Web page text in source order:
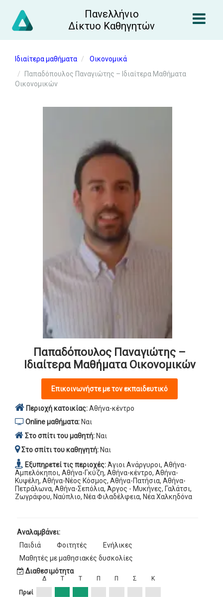
Πανελλήνιο
Δίκτυο Καθηγητών
Ιδιαίτερα μαθήματα
Οικονομικά
Παπαδόπουλος Παναγιώτης – Ιδιαίτερα Μαθήματα
Οικονομικών
Παπαδόπουλος Παναγιώτης –
Ιδιαίτερα Μαθήματα Οικονομικών
Επικοινωνήστε με τον εκπαιδευτικό
Περιοχή κατοικίας:Αθήνα-κέντρο
Online μαθήματα: Ναι
Στο σπίτι του μαθητή: Ναι
Στο σπίτι του καθηγητή: Ναι
Εξυπηρετεί τις περιοχές:Άγιοι Ανάργυροι, Αθήνα-
Αμπελόκηποι, Αθήνα-Γκύζη, Αθήνα-κέντρο, Αθήνα-
Κυψέλη, Αθήνα-Νέος Κόσμος, Αθήνα-Πατήσια, Αθήνα-
Πετράλωνα, Αθήνα-Σεπόλια, Άργος - Μυκήνες, Γαλάτσι,
Ζωγράφου, Ναύπλιο, Νέα Φιλαδέλφεια, Νέα Χαλκηδόνα
Αναλαμβάνει:
Παιδιά
Φοιτητές
Ενήλικες
Μαθητές με μαθησιακές δυσκολίες
Διαθεσιμότητα
Πρωί
Δ Τ Τ Π Π Σ Κ